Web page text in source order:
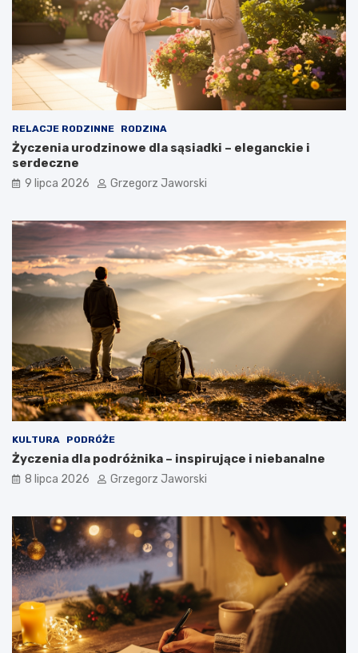
RELACJE RODZINNE RODZINA
Życzenia urodzinowe dla sąsiadki – eleganckie i
serdeczne
9 lipca 2026 Grzegorz Jaworski
KULTURA PODRÓŻE
Życzenia dla podróżnika – inspirujące i niebanalne
8 lipca 2026 Grzegorz Jaworski